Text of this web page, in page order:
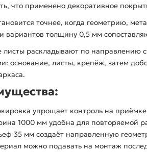
что применено декоративное
точнее, когда геометрию,
вариантов толщину 0,5 мм
листы раскладывают по направлению
основание, листы, крепёж, затем
упрощает контроль на
1000 мм удобна для повторяемой
35 мм создаёт направленную
можно подавать на монтаж